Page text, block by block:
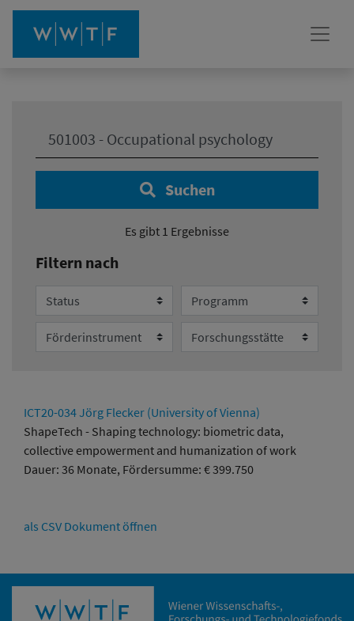
Suchen
Es gibt 1 Ergebnisse
Filtern nach
Status Programm
Förderinstrument Forschungsstätte
ICT20-034 Jörg Flecker (University of Vienna)
ShapeTech - Shaping technology: biometric data,
collective empowerment and humanization of work
Dauer: 36 Monate, Fördersumme: € 399.750
als CSV Dokument öffnen